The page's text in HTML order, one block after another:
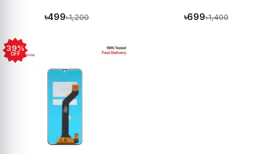
৳499৳1,200 ৳699৳1,400
39%
OFF